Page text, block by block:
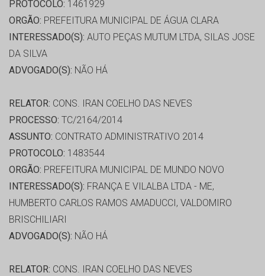
PROTOCOLO: 1461929
ORGÃO: PREFEITURA MUNICIPAL DE ÁGUA CLARA
INTERESSADO(S): AUTO PEÇAS MUTUM LTDA, SILAS JOSE
DA SILVA
ADVOGADO(S): NÃO HÁ
RELATOR: CONS. IRAN COELHO DAS NEVES
PROCESSO: TC/2164/2014
ASSUNTO: CONTRATO ADMINISTRATIVO 2014
PROTOCOLO: 1483544
ORGÃO: PREFEITURA MUNICIPAL DE MUNDO NOVO
INTERESSADO(S): FRANÇA E VILALBA LTDA - ME,
HUMBERTO CARLOS RAMOS AMADUCCI, VALDOMIRO
BRISCHILIARI
ADVOGADO(S): NÃO HÁ
RELATOR: CONS. IRAN COELHO DAS NEVES